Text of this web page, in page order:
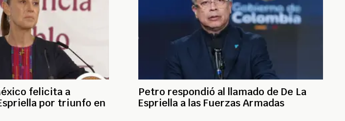
felicita a
por triunfo en
Petro respondió al llamado de De La
Espriella a las Fuerzas Armadas